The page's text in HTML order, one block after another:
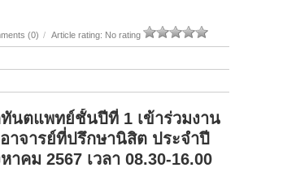
(0) / Article rating: No rating
นตแพทย์ชั้นปีที่ 1 เข้าร่วมงาน
าจารย์ที่ปรึกษานิสิต ประจำปี
คม 2567 เวลา 08.30-16.00